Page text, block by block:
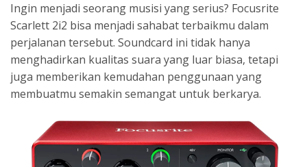
Ingin menjadi seorang musisi yang serius? Focusrite
Scarlett 2i2 bisa menjadi sahabat terbaikmu dalam
perjalanan tersebut. Soundcard ini tidak hanya
menghadirkan kualitas suara yang luar biasa, tetapi
juga memberikan kemudahan penggunaan yang
membuatmu semakin semangat untuk berkarya.